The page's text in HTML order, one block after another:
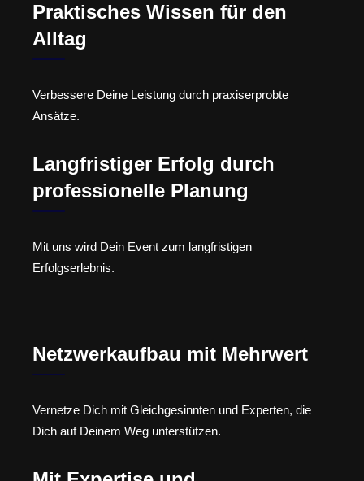
Praktisches Wissen für den
Alltag
Verbessere Deine Leistung durch praxiserprobte
Ansätze.
Langfristiger Erfolg durch
professionelle Planung
Mit uns wird Dein Event zum langfristigen
Erfolgserlebnis.
Netzwerkaufbau mit Mehrwert
Vernetze Dich mit Gleichgesinnten und Experten, die
Dich auf Deinem Weg unterstützen.